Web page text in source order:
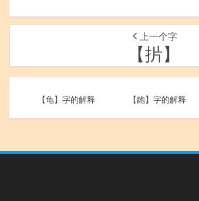
上一个字
【扸】
【龟】字的解释 【龅】字的解释